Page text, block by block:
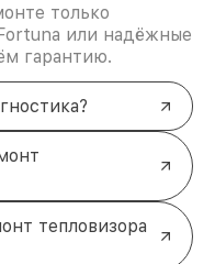
только
или надёжные
гарантию.
тепловизора